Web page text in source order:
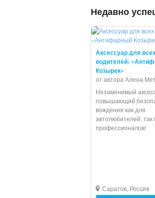
Недавно
Аксессуар для
водителей:
Козырек»
от автора Алена
Незаменимый
повышающий
вождения как для
автолюбителей, так
профессионалов!
Саратов, Россия